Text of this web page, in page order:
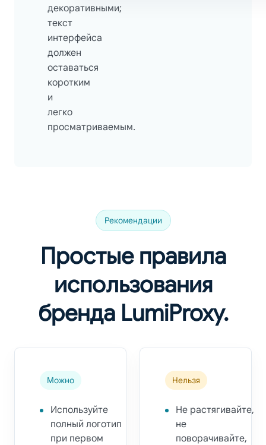
декоративными;
текст
интерфейса
должен
оставаться
коротким
и
легко
просматриваемым.
Рекомендации
Простые правила
использования
бренда LumiProxy.
Можно
Используйте
полный логотип
при первом
Нельзя
Не растягивайте,
не
поворачивайте,